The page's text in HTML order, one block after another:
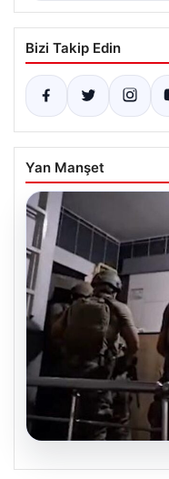
Bizi Takip Edin
Yan Manşet